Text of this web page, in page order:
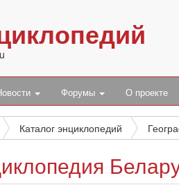
Форумы О проекте
Каталог энциклопедий